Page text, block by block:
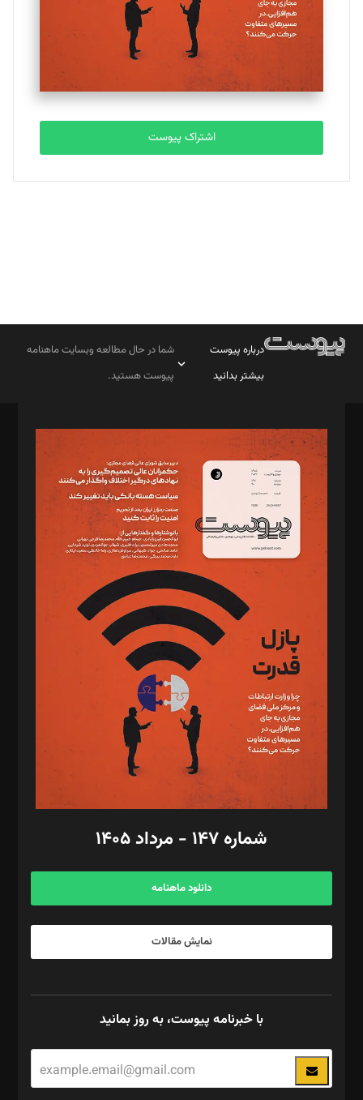
تحریریه
مصطفی مسجدی آرانی
تحریریه
بابک نقاش
تحریریه
اشتراک پیوست
درباره پیوست
بیشتر بدانید
شما در حال مطالعه وبسایت ماهنامه
پیوست هستید.
مدیر مسئول: محمدباقر اثنی‌عشری
سردبیر: مهرک محمودی
دبیر تحریریه: میثم قاسمی
د‌بیر ناداستان: سمانه سمیع
د‌بیر خدمت و تجارت: ابوالفضل رجبی
د‌بیر حقوق فناوری: حسام‌الدین ایپکچی
د‌بیر پیوست جهان: مینا پاکدل
د‌بیر تحریریه آنلاین: بابک نقاش
تحریریه‌: مجتبی محمود‌ی، آرش برهمند، یسنا امان‌پور، سروش کرمیان،
مصطفی مسجدی آرانی، ابوالفضل رجبی، زهرا فکرانه، فائزه فتحی
رستمی،مصطفی باستان
ویرایش: نگار استاد‌‌آقا
طراح یونیفرم: مجید توکلی
فیلمبرداری و عکاسی: امیر شفیعی، مانی لطفی زاده
گرافیک و صفحه‌آرایی: سید‌سبحان‌علی ثابت
مد‌یر توسعه تجاری: کامبیز برید‌
امور مالی: شاپور رهبری، محمد‌ کاظمی‌نیا
آگهی و مشترکین: ۰۹۱۹۹۹۹۰۴۵۴
شماره ۱۴۷ - مرداد ۱۴۰۵
دانلود ماهنامه
نمایش مقالات
با خبرنامه پیوست، به روز بمانید